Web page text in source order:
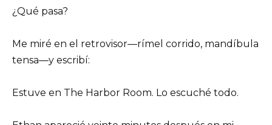
¿Qué pasa?
Me miré en el retrovisor—rímel corrido, mandíbula
tensa—y escribí:
Estuve en The Harbor Room. Lo escuché todo.